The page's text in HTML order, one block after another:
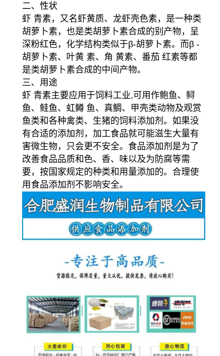
二、性状
虾 青素，又名虾黄质、龙虾壳色素，是一种类
胡萝卜素，也是类胡萝卜素合成的别产物，呈
深粉红色，化学结构类似于β-胡萝卜素。而β -
胡萝卜素、叶黄 素、角 黄素、番茄 红素等都
是类胡萝卜素合成的中间产物。
三、用途
虾 青素主要应用于饲料工业,可用作鲍鱼、鲟
鱼、鲑鱼、虹鳟 鱼、真鲷、甲壳类动物及观赏
鱼类和各种禽类、生猪的饲料添加剂。如果没
有合适的添加剂，加工食品就可能滋生大量有
害微生物，只会更不安全。食品添加剂是为了
改善食品品质和色、香、味以及为防腐等需
要，按国家规定的种类和用量添加的。合理使
用食品添加剂不影响安全。